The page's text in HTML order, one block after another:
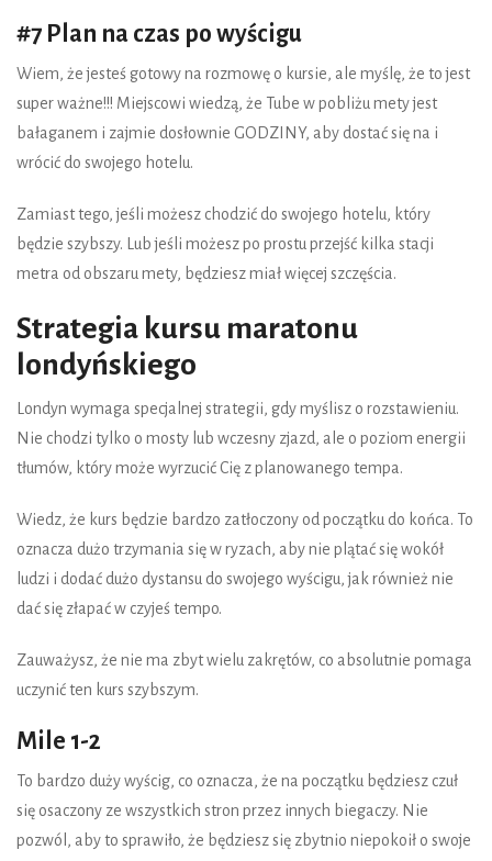
#7 Plan na czas po wyścigu
Wiem, że jesteś gotowy na rozmowę o kursie, ale myślę, że to jest
super ważne!!! Miejscowi wiedzą, że Tube w pobliżu mety jest
bałaganem i zajmie dosłownie GODZINY, aby dostać się na i
wrócić do swojego hotelu.
Zamiast tego, jeśli możesz chodzić do swojego hotelu, który
będzie szybszy. Lub jeśli możesz po prostu przejść kilka stacji
metra od obszaru mety, będziesz miał więcej szczęścia.
Strategia kursu maratonu
londyńskiego
Londyn wymaga specjalnej strategii, gdy myślisz o rozstawieniu.
Nie chodzi tylko o mosty lub wczesny zjazd, ale o poziom energii
tłumów, który może wyrzucić Cię z planowanego tempa.
Wiedz, że kurs będzie bardzo zatłoczony od początku do końca. To
oznacza dużo trzymania się w ryzach, aby nie plątać się wokół
ludzi i dodać dużo dystansu do swojego wyścigu, jak również nie
dać się złapać w czyjeś tempo.
Zauważysz, że nie ma zbyt wielu zakrętów, co absolutnie pomaga
uczynić ten kurs szybszym.
Mile 1-2
To bardzo duży wyścig, co oznacza, że na początku będziesz czuł
się osaczony ze wszystkich stron przez innych biegaczy. Nie
pozwól, aby to sprawiło, że będziesz się zbytnio niepokoił o swoje